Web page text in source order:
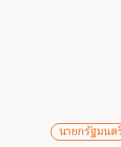
นายกรัฐมนต